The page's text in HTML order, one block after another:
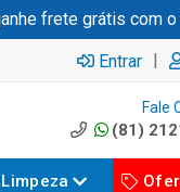
frete grátis com o
Entrar |
Fale
(81)
Limpeza